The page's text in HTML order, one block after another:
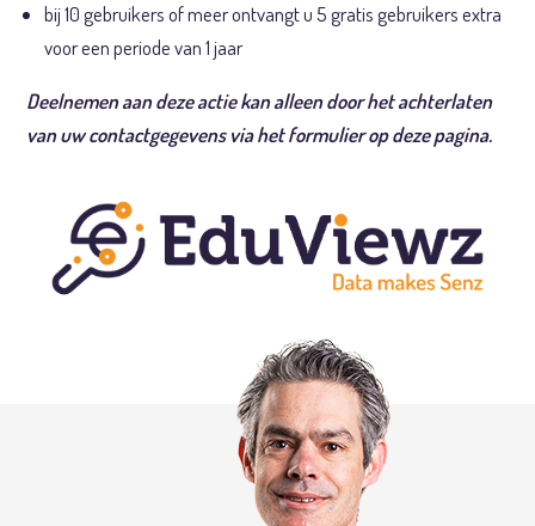
bij 10 gebruikers of meer ontvangt u 5 gratis gebruikers extra
voor een periode van 1 jaar
Deelnemen aan deze actie kan alleen door het achterlaten
van uw contactgegevens via het formulier op deze pagina.